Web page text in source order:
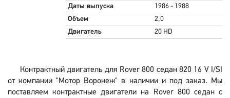
Даты выпуска
1986 - 1988
Объем
2,0
Двигатель
20 HD
Контрактный двигатель для Rover 800 седан 820 16 V I/SI
от компании "Мотор Воронеж" в наличии и под заказ. Мы
поставляем контрактные двигатели на Rover 800 седан с